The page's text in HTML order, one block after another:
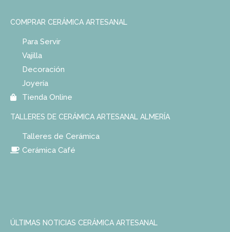
COMPRAR CERÁMICA ARTESANAL
Para Servir
Vajilla
Decoración
Joyería
Tienda Online
TALLERES DE CERÁMICA ARTESANAL ALMERÍA
Talleres de Cerámica
Cerámica Café
ÚLTIMAS NOTICIAS CERÁMICA ARTESANAL